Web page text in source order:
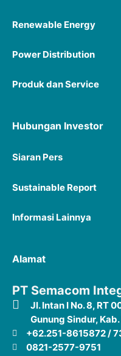
Renewable Energy
Power Distribution
Produk dan Service
Hubungan Investor
Siaran Pers
Sustainable Report
Informasi Lainnya
Alamat
PT Semacom
Jl. Intan I No. 8, RT
Gunung Sindur,
+62.251-8615872 /
0821-2577-9751